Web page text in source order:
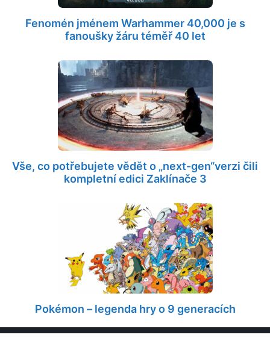
Fenomén jménem Warhammer 40,000 je s
fanoušky žáru téměř 40 let
Vše, co potřebujete vědět o „next-gen“verzi čili
kompletní edici Zaklínače 3
Pokémon – legenda hry o 9 generacích